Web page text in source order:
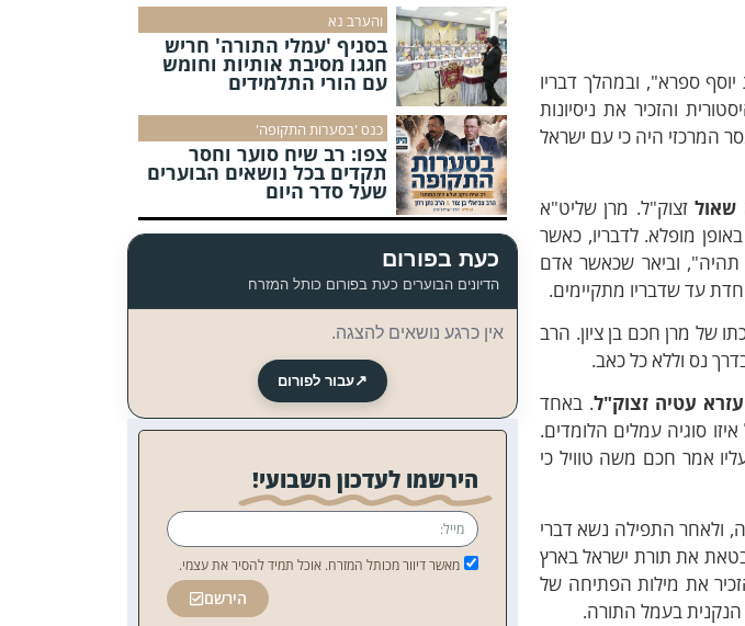
ספרא", ובמהלך דבריו
והזכיר את ניסיונות
המרכזי היה כי עם ישראל
שאולזצוק"ל. מרן שליט"א
מופלא. לדבריו, כאשר
תהיה", וביאר שכאשר אדם
עד שדבריו מתקיימים.
של מרן חכם בן ציון. הרב
נס וללא כל כאב.
עטיה זצוק"ל. באחד
סוגיה עמלים הלומדים.
אמר חכם משה טוויל כי
ולאחר התפילה נשא דברי
את תורת ישראל בארץ
את מילות הפתיחה של
הנקנית בעמל התורה.
והערב נא
בסניף 'עמלי התורה' חריש
חגגו מסיבת אותיות וחומש
עם הורי התלמידים
כנס 'בסערות התקופה'
צפו: רב שיח סוער וחסר
תקדים בכל נושאים הבוערים
שעל סדר היום
כעת בפורום
הדיונים הבוערים כעת בפורום כותל המזרח
אין כרגע נושאים להצגה.
↗עבור לפורום
הירשמו לעדכון השבועי!
מאשר דיוור מכותל המזרח. אוכל תמיד להסיר את עצמי.
הירשם